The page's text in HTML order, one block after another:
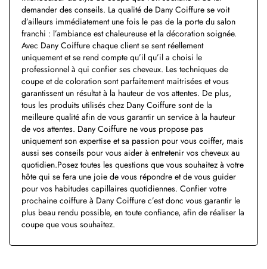
demander des conseils. La qualité de Dany Coiffure se voit
d’ailleurs immédiatement une fois le pas de la porte du salon
franchi : l’ambiance est chaleureuse et la décoration soignée.
Avec Dany Coiffure chaque client se sent réellement
uniquement et se rend compte qu’il qu’il a choisi le
professionnel à qui confier ses cheveux. Les techniques de
coupe et de coloration sont parfaitement maitrisées et vous
garantissent un résultat à la hauteur de vos attentes. De plus,
tous les produits utilisés chez Dany Coiffure sont de la
meilleure qualité afin de vous garantir un service à la hauteur
de vos attentes. Dany Coiffure ne vous propose pas
uniquement son expertise et sa passion pour vous coiffer, mais
aussi ses conseils pour vous aider à entretenir vos cheveux au
quotidien.Posez toutes les questions que vous souhaitez à votre
hôte qui se fera une joie de vous répondre et de vous guider
pour vos habitudes capillaires quotidiennes. Confier votre
prochaine coiffure à Dany Coiffure c’est donc vous garantir le
plus beau rendu possible, en toute confiance, afin de réaliser la
coupe que vous souhaitez.